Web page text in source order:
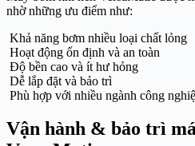
nhờ những ưu điểm như:
Khả năng bơm nhiều loại chất lỏng
Hoạt động ổn định và an toàn
Độ bền cao và ít hư hỏng
Dễ lắp đặt và bảo trì
Phù hợp với nhiều ngành công
Vận hành & bảo trì